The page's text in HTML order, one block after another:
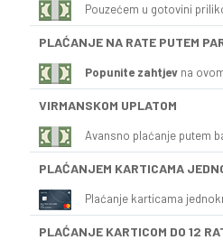
Pouzećem u gotovini
PLAĆANJE NA RATE PUTEM
Popunite zahtjev na
VIRMANSKOM UPLATOM
Avansno plaćanje putem
PLAĆANJEM KARTICAMA
Plaćanje karticama
PLAĆANJE KARTICOM DO 12